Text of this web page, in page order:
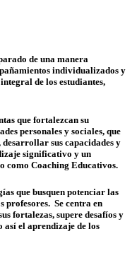
de una manera
individualizados y
de los estudiantes,
que fortalezcan su
personales y sociales, que
desarrollar sus capacidades y
significativo y un
como Coaching Educativos.
que busquen potenciar las
profesores. Se centra en
fortalezas, supere desafíos y
el aprendizaje de los